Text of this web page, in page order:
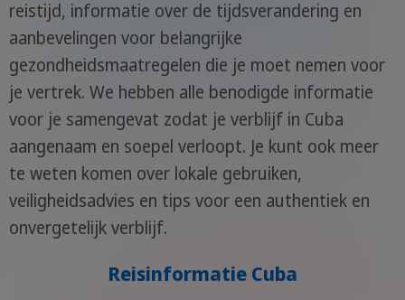
reistijd, informatie over de tijdsverandering en
aanbevelingen voor belangrijke
gezondheidsmaatregelen die je moet nemen voor
je vertrek. We hebben alle benodigde informatie
voor je samengevat zodat je verblijf in Cuba
aangenaam en soepel verloopt. Je kunt ook meer
te weten komen over lokale gebruiken,
veiligheidsadvies en tips voor een authentiek en
onvergetelijk verblijf.
Reisinformatie Cuba